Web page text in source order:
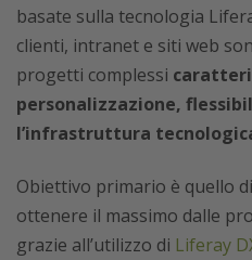
basate sulla tecnologia
clienti, intranet e siti web
progetti complessi
personalizzazione,
l’infrastruttura
Obiettivo primario è quello
ottenere il massimo dalle
grazie all’utilizzo di Liferay